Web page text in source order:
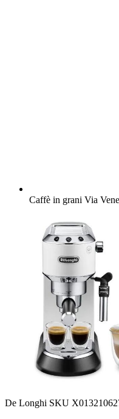
Caffè in grani Via
De Longhi SKU